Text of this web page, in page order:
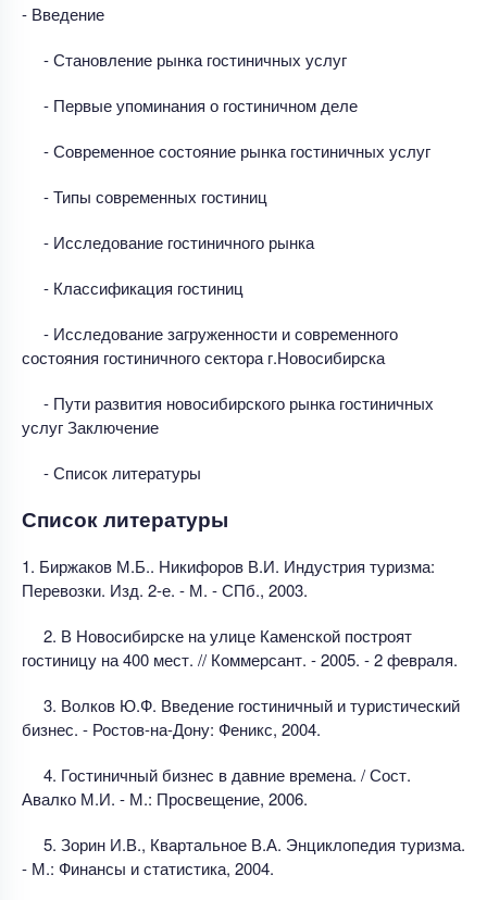
- Введение
- Становление рынка гостиничных услуг
- Первые упоминания о гостиничном деле
- Современное состояние рынка гостиничных услуг
- Типы современных гостиниц
- Исследование гостиничного рынка
- Классификация гостиниц
- Исследование загруженности и современного
состояния гостиничного сектора г.Новосибирска
- Пути развития новосибирского рынка гостиничных
услуг Заключение
- Список литературы
Список литературы
1. Биржаков М.Б.. Никифоров В.И. Индустрия туризма:
Перевозки. Изд. 2-е. - М. - СПб., 2003.
2. В Новосибирске на улице Каменской построят
гостиницу на 400 мест. // Коммерсант. - 2005. - 2 февраля.
3. Волков Ю.Ф. Введение гостиничный и туристический
бизнес. - Ростов-на-Дону: Феникс, 2004.
4. Гостиничный бизнес в давние времена. / Сост.
Авалко М.И. - М.: Просвещение, 2006.
5. Зорин И.В., Квартальное В.А. Энциклопедия туризма.
- М.: Финансы и статистика, 2004.